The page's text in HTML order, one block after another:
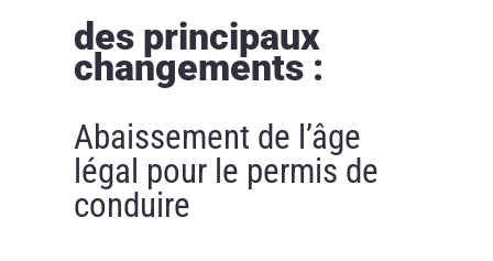
des principaux
changements :
Abaissement de l’âge
légal pour le permis de
conduire